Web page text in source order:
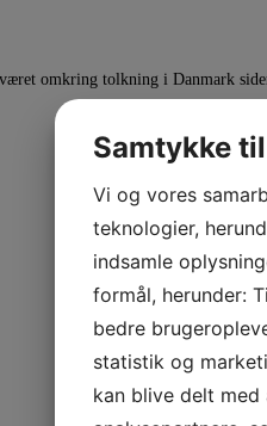
omkring tolkning i Danmark
Samtykke
Vi og vores
teknologier,
indsamle
formål, herunder:
bedre
statistik og
kan blive delt med